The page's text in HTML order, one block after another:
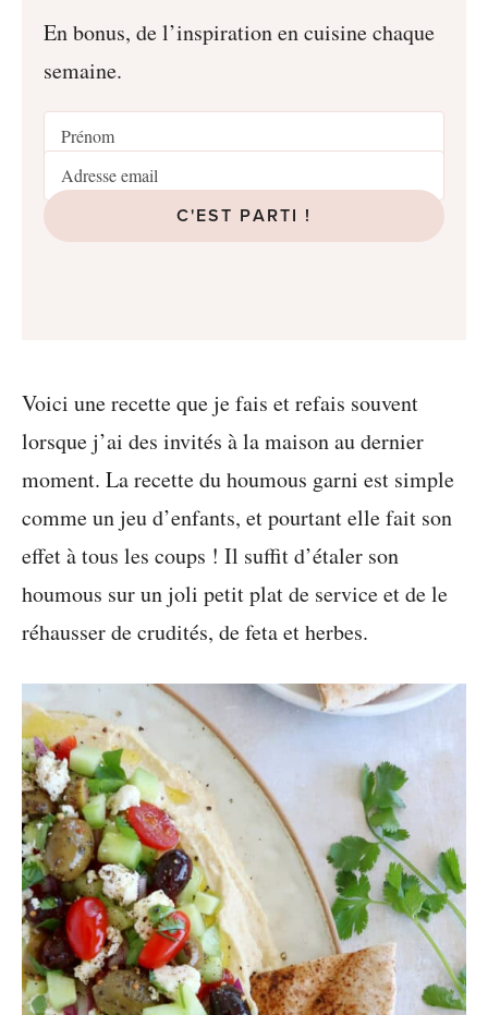
En bonus, de l’inspiration en cuisine chaque
semaine.
C'EST PARTI !
Voici une recette que je fais et refais souvent
lorsque j’ai des invités à la maison au dernier
moment. La recette du houmous garni est simple
comme un jeu d’enfants, et pourtant elle fait son
effet à tous les coups ! Il suffit d’étaler son
houmous sur un joli petit plat de service et de le
réhausser de crudités, de feta et herbes.